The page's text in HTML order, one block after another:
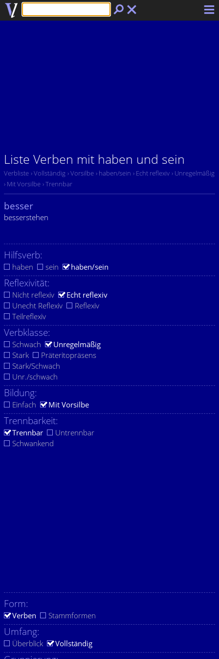
Liste Verben mit haben und sein
Verbliste › Vollständig › Vorsilbe › haben/sein › Echt reflexiv › Unregelmäßig
› Mit Vorsilbe › Trennbar
besser
besserstehen
Hilfsverb:
haben sein haben/sein
Reflexivität:
Nicht reflexiv
Echt reflexiv
Unecht Reflexiv
Reflexiv
Teilreflexiv
Verbklasse:
Schwach
Unregelmäßig
Stark
Präteritopräsens
Stark/Schwach
Unr./schwach
Bildung:
Einfach Mit Vorsilbe
Trennbarkeit:
Trennbar
Untrennbar
Schwankend
Form:
Verben Stammformen
Umfang:
Überblick Vollständig